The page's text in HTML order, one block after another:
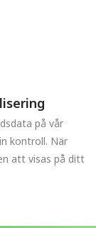
på vår
kontroll. När
att visas på ditt